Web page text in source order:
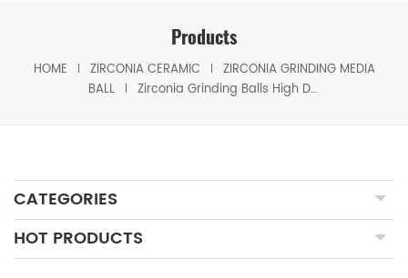
Products
HOME ZIRCONIA CERAMIC
ZIRCONIA GRINDING MEDIA
BALL
Zirconia Grinding Balls High Density Media Beads
CATEGORIES
HOT PRODUCTS